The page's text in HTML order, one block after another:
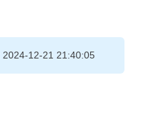
2024-12-21 21:40:05